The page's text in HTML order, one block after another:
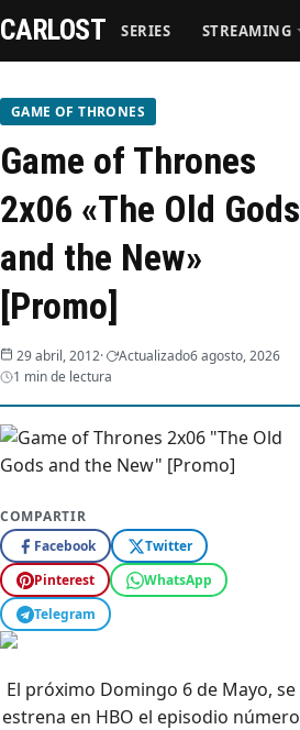
Series
Streaming
Recomendaciones
Webisodios
CARLOST SERIES STREAMING
GAME OF THRONES
Game of Thrones
2x06 «The Old Gods
and the New»
[Promo]
29 abril, 2012 Actualizado6 agosto, 2026
1 min de lectura
COMPARTIR
Facebook
Twitter
Pinterest
WhatsApp
Telegram
El próximo Domingo 6 de Mayo, se
estrena en HBO el episodio número